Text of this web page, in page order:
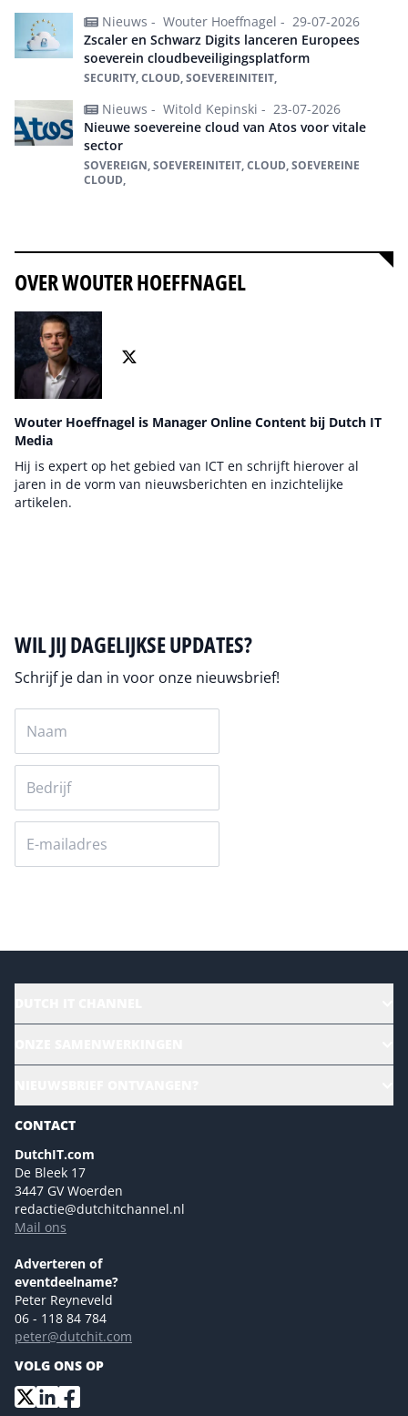
Nieuws - Wouter Hoeffnagel - 29-07-2026
Zscaler en Schwarz Digits lanceren Europees
soeverein cloudbeveiligingsplatform
SECURITY, CLOUD, SOEVEREINITEIT,
Nieuws - Witold Kepinski - 23-07-2026
Nieuwe soevereine cloud van Atos voor vitale
sector
SOVEREIGN, SOEVEREINITEIT, CLOUD, SOEVEREINE
CLOUD,
OVER WOUTER HOEFFNAGEL
Wouter Hoeffnagel is Manager Online Content bij Dutch IT
Media
Hij is expert op het gebied van ICT en schrijft hierover al
jaren in de vorm van nieuwsberichten en inzichtelijke
artikelen.
WIL JIJ DAGELIJKSE UPDATES?
Schrijf je dan in voor onze nieuwsbrief!
Magazines
Marketingmogelijkheden 2026
Eventmogelijkheden 2026
Advertising opportunities 2026 ENG
Event opportunities 2026 ENG
NL Digital
Versturen
CONTACT
DutchIT.com
De Bleek 17
3447 GV Woerden
redactie@dutchitchannel.nl
Mail ons
Adverteren of
eventdeelname?
Peter Reyneveld
06 - 118 84 784
peter@dutchit.com
VOLG ONS OP